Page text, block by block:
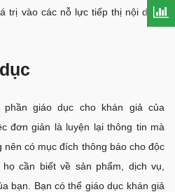
trị vào các nỗ lực tiếp thị nội dung
giáo dục cho khán giả của
đơn giản là luyện lại thông tin mà
có mục đích thông báo cho độc
cần biết về sản phẩm, dịch vụ,
bạn. Bạn có thể giáo dục khán giả